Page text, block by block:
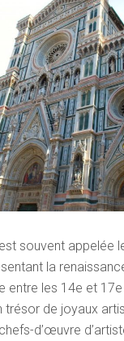
souvent appelée
la
entre les 14e et 17e
trésor de joyaux
d’œuvre